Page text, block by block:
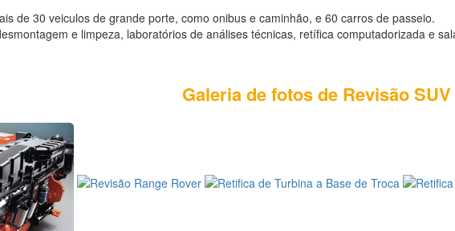
de 30 veiculos de grande porte, como onibus e caminhão, e 60 carros de passeio.
e limpeza, laboratórios de análises técnicas, retífica computadorizada e
Galeria de fotos de Revisão